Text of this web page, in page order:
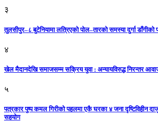
३
तुलसीपुर–८ बुटेनियामा लत्रिएको पोल–तारको समस्या दुर्गा डाँगीको
४
खेल मैदानदेखि समाजसम्म सक्रिय युवा : अन्यायविरुद्ध निरन्तर
५
पत्रकार पुष्प कमल गिरीको पहलमा एकै घरका ४ जना दृष्टिविहीन
सहयोग